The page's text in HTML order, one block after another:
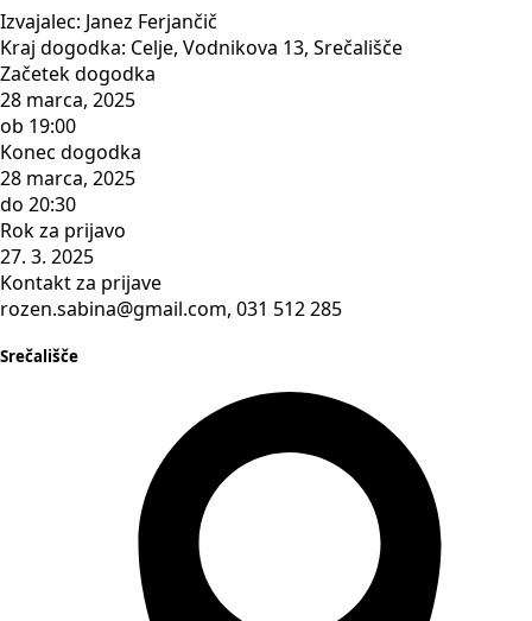
Izvajalec: Janez Ferjančič
Kraj dogodka: Celje, Vodnikova 13, Srečališče
Začetek dogodka
28 marca, 2025
ob 19:00
Konec dogodka
28 marca, 2025
do 20:30
Rok za prijavo
27. 3. 2025
Kontakt za prijave
rozen.sabina@gmail.com, 031 512 285
Srečališče